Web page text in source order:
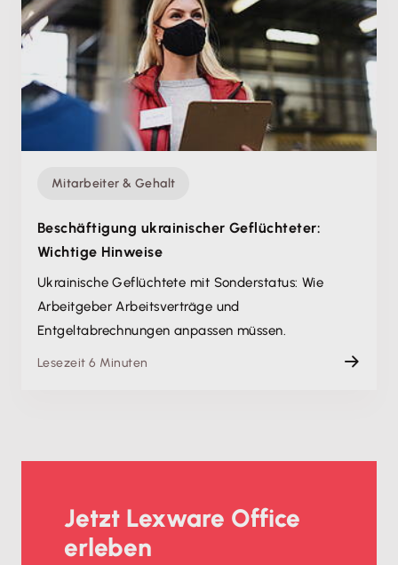
Mitarbeiter & Gehalt
Beschäftigung ukrainischer Geflüchteter:
Wichtige Hinweise
Ukrainische Geflüchtete mit Sonderstatus: Wie
Arbeitgeber Arbeitsverträge und
Entgeltabrechnungen anpassen müssen.
Lesezeit 6 Minuten
Jetzt Lexware Office
erleben